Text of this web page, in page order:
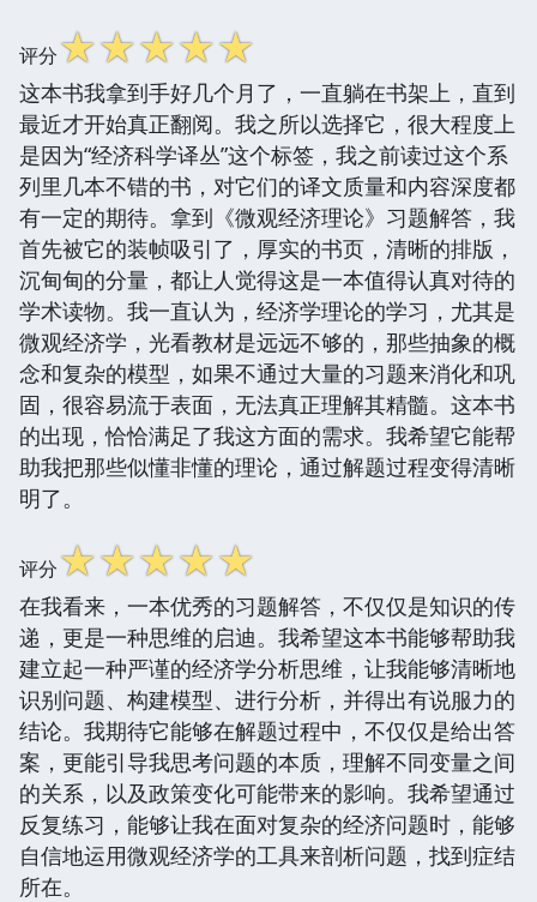
评分☆☆☆☆☆
这本书我拿到手好几个月了，一直躺在书架上，直到
最近才开始真正翻阅。我之所以选择它，很大程度上
是因为“经济科学译丛”这个标签，我之前读过这个系
列里几本不错的书，对它们的译文质量和内容深度都
有一定的期待。拿到《微观经济理论》习题解答，我
首先被它的装帧吸引了，厚实的书页，清晰的排版，
沉甸甸的分量，都让人觉得这是一本值得认真对待的
学术读物。我一直认为，经济学理论的学习，尤其是
微观经济学，光看教材是远远不够的，那些抽象的概
念和复杂的模型，如果不通过大量的习题来消化和巩
固，很容易流于表面，无法真正理解其精髓。这本书
的出现，恰恰满足了我这方面的需求。我希望它能帮
助我把那些似懂非懂的理论，通过解题过程变得清晰
明了。
评分☆☆☆☆☆
在我看来，一本优秀的习题解答，不仅仅是知识的传
递，更是一种思维的启迪。我希望这本书能够帮助我
建立起一种严谨的经济学分析思维，让我能够清晰地
识别问题、构建模型、进行分析，并得出有说服力的
结论。我期待它能够在解题过程中，不仅仅是给出答
案，更能引导我思考问题的本质，理解不同变量之间
的关系，以及政策变化可能带来的影响。我希望通过
反复练习，能够让我在面对复杂的经济问题时，能够
自信地运用微观经济学的工具来剖析问题，找到症结
所在。